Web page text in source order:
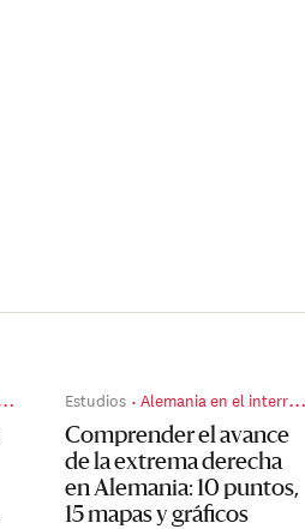
Estudios Alemania en el interregno
Comprender el avance
de la extrema derecha
en Alemania: 10 puntos,
15 mapas y gráficos